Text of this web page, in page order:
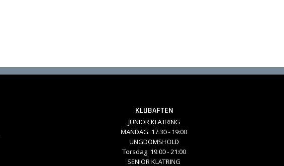
KLUBAFTEN
JUNIOR KLATRING
MANDAG: 17:30 - 19:00
UNGDOMSHOLD
Torsdag: 19:00 - 21:00
SENIOR KLATRING